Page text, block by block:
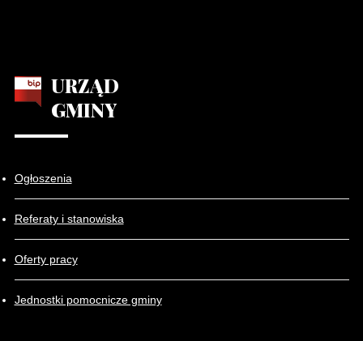
URZĄD
GMINY
Ogłoszenia
Referaty i stanowiska
Oferty pracy
Jednostki pomocnicze gminy